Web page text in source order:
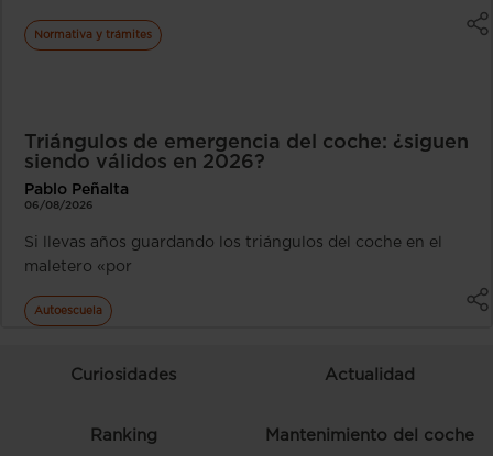
Normativa y trámites
Triángulos de emergencia del coche: ¿siguen
siendo válidos en 2026?
Pablo Peñalta
06/08/2026
Si llevas años guardando los triángulos del coche en el
maletero «por
Autoescuela
Curiosidades Actualidad
Ranking Mantenimiento del coche